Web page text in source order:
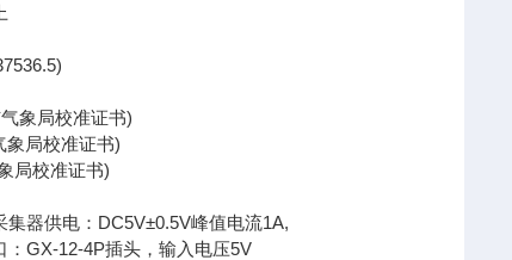
象局校准证书)
局校准证书)
局校准证书)
器供电：DC5V±0.5V峰值电流1A,
GX-12-4P插头，输入电压5V